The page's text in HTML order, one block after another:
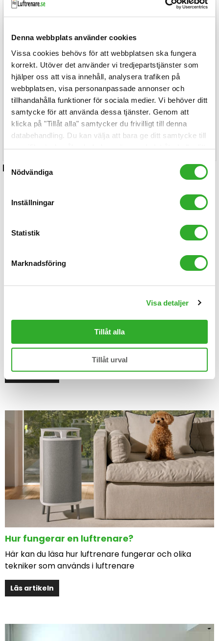
Denna webbplats använder cookies
Vissa cookies behövs för att webbplatsen ska fungera
korrekt. Utöver det använder vi tredjepartstjänster som
hjälper oss att visa innehåll, analysera trafiken på
webbplatsen, visa personanpassade annonser och
tillhandahålla funktioner för sociala medier. Vi behöver ditt
samtycke för att använda dessa tjänster. Genom att
klicka på "Tillåt alla" samtycker du frivilligt till denna
databehandling. Du kan välja att bara ge ditt samtycke till
specifika ändamål och du kan när som helst återkalla ditt
Nödvändiga
Inställningar
Statistik
Marknadsföring
Visa detaljer
Tillåt alla
Tillåt urval
Köp
Blueair HealthProtect 7470i med moms
8.430kr
Läs mer...
Blueair HealthProtect 7440i Läs mer...
Relaterade artiklar
luftrenare
Läs allt om, och beställ, filter till din Blueair-luftrenare
här.
Läs artikeln
Hur fungerar en luftrenare?
Här kan du läsa hur luftrenare fungerar och olika
tekniker som används i luftrenare
Läs artikeln